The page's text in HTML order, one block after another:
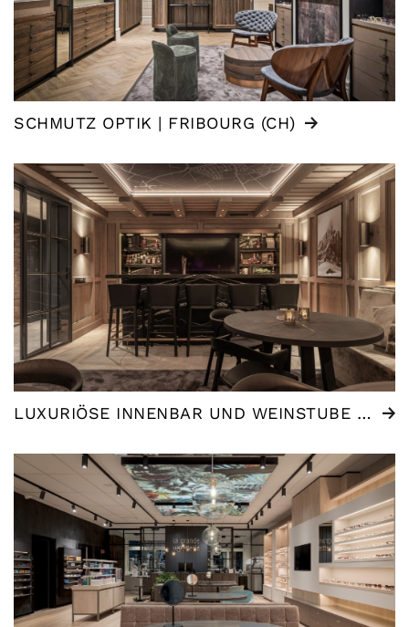
SCHMUTZ OPTIK | FRIBOURG (CH)
LUXURIÖSE INNENBAR UND WEINSTUBE | NEDERLAND